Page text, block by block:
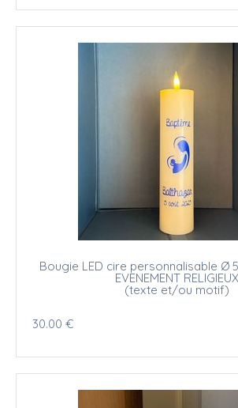
Bougie LED cire personnalisable Ø
EVENEMENT RELIGIEUX
(texte et/ou motif)
30.00 €